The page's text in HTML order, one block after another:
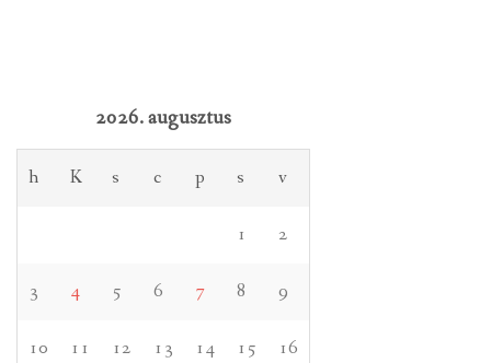
2026. augusztus
h K s c p s v
1 2
3 4 5 6 7 8 9
10 11 12 13 14 15 16